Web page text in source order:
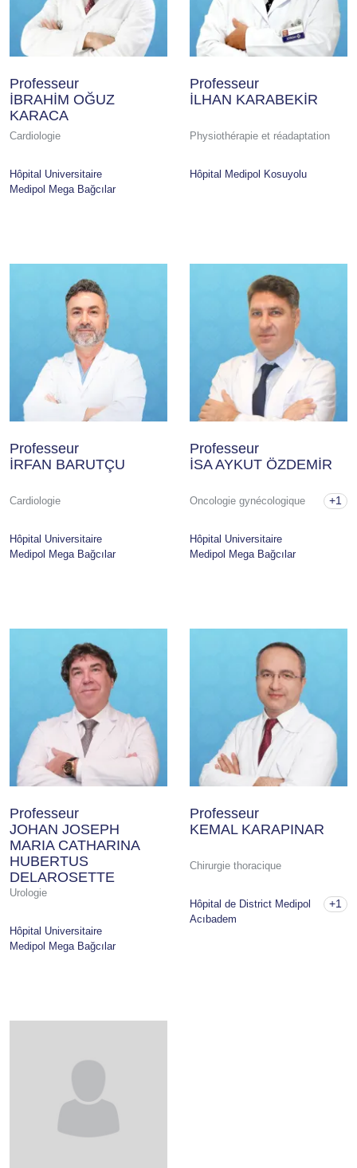
Professeur
İBRAHİM OĞUZ
KARACA
Cardiologie
Hôpital Universitaire
Medipol Mega Bağcılar
Professeur
İLHAN KARABEKİR
Physiothérapie et réadaptation
Hôpital Medipol Kosuyolu
Professeur
İRFAN BARUTÇU
Cardiologie
Hôpital Universitaire
Medipol Mega Bağcılar
Professeur
İSA AYKUT ÖZDEMİR
Oncologie gynécologique +1
Hôpital Universitaire
Medipol Mega Bağcılar
Professeur
JOHAN JOSEPH
MARIA CATHARINA
HUBERTUS
DELAROSETTE
Urologie
Hôpital Universitaire
Medipol Mega Bağcılar
Professeur
KEMAL KARAPINAR
Chirurgie thoracique
Hôpital de District Medipol
Acıbadem
+1